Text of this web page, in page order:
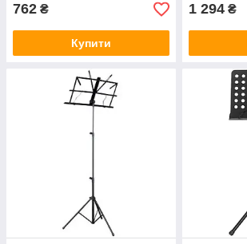
762 ₴
Купити
1 294 ₴